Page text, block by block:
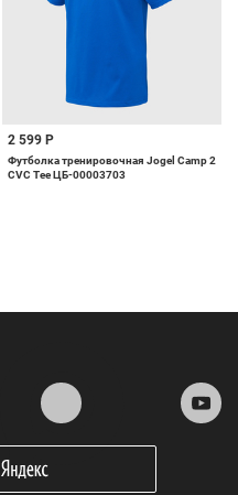
2 599 Р
Футболка тренировочная Jogel Camp 2
CVC Tee ЦБ-00003703